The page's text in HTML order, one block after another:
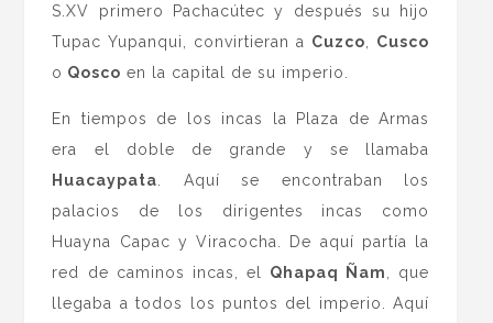
S.XV primero Pachacútec y después su hijo
Tupac Yupanqui, convirtieran a Cuzco
Cusco
o Qosco en la capital de su imperio.
En tiempos de los incas la Plaza de Armas
era el doble de grande y se llamaba
Huacaypata . Aquí se encontraban los
palacios de los dirigentes incas como
Huayna Capac y Viracocha. De aquí partía la
red de caminos incas, el Qhapaq Ñam
, que
llegaba a todos los puntos del imperio. Aquí